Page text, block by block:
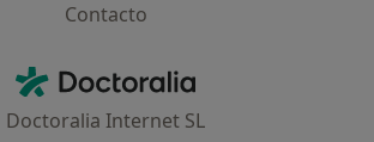
Contacto
Doctoralia - Homepage
Doctoralia Internet SL